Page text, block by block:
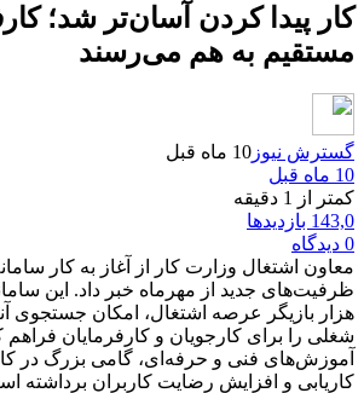
کار پیدا کردن آسان‌تر شد؛
مستقیم به هم می‌رسند
گسترش نیوز 10 ماه قبل
10 ماه قبل
کمتر از 1 دقیقه
143,0 بازدیدها
0 دیدگاه
معاون اشتغال وزارت کار از آغاز به کار
ظرفیت‌های جدید از مهرماه خبر داد. این
هزار بازیگر عرصه اشتغال، امکان جستجوی
شغلی را برای کارجویان و کارفرمایان فراهم
آموزش‌های فنی و حرفه‌ای، گامی بزرگ در
کاریابی و افزایش رضایت کاربران برداشته